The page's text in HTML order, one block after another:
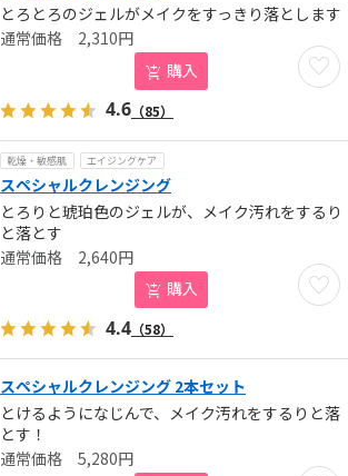
とろとろのジェルがメイクをすっきり落とします
お気
2,310円
購入
4.6 （85）
乾燥・敏感肌 エイジングケア
スペシャルクレンジング
とろりと琥珀色のジェルが、メイク汚れをするり
と落とす
お気
2,640円
購入
4.4 （58）
スペシャルクレンジング 2本セット
とけるようになじんで、メイク汚れをするりと落
とす！
5,280円